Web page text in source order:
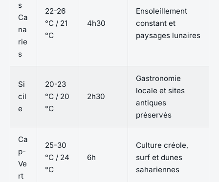
s
Ca
na
rie
s
22-26
°C / 21
°C
4h30
Ensoleillement
constant et
paysages lunaires
Si
cil
e
20-23
°C / 20
°C
2h30
Gastronomie
locale et sites
antiques
préservés
Ca
p-
Ve
rt
25-30
°C / 24
°C
6h
Culture créole,
surf et dunes
sahariennes